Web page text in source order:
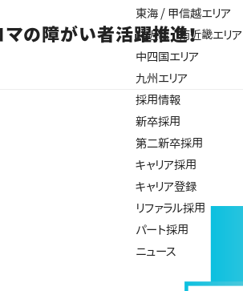
東海 / 甲信越エリア
北近畿 / 南近畿エリア
中四国エリア
九州エリア
採用情報
新卒採用
第二新卒採用
キャリア採用
キャリア登録
リファラル採用
パート採用
ニュース
の障がい者活躍推進！